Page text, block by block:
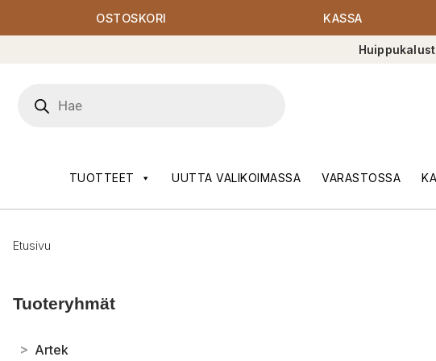
OSTOSKORI KASSA
search
TUOTTEET UUTTA VALIKOIMASSA VARASTOSSA
Etusivu
Tuoteryhmät
> Artek